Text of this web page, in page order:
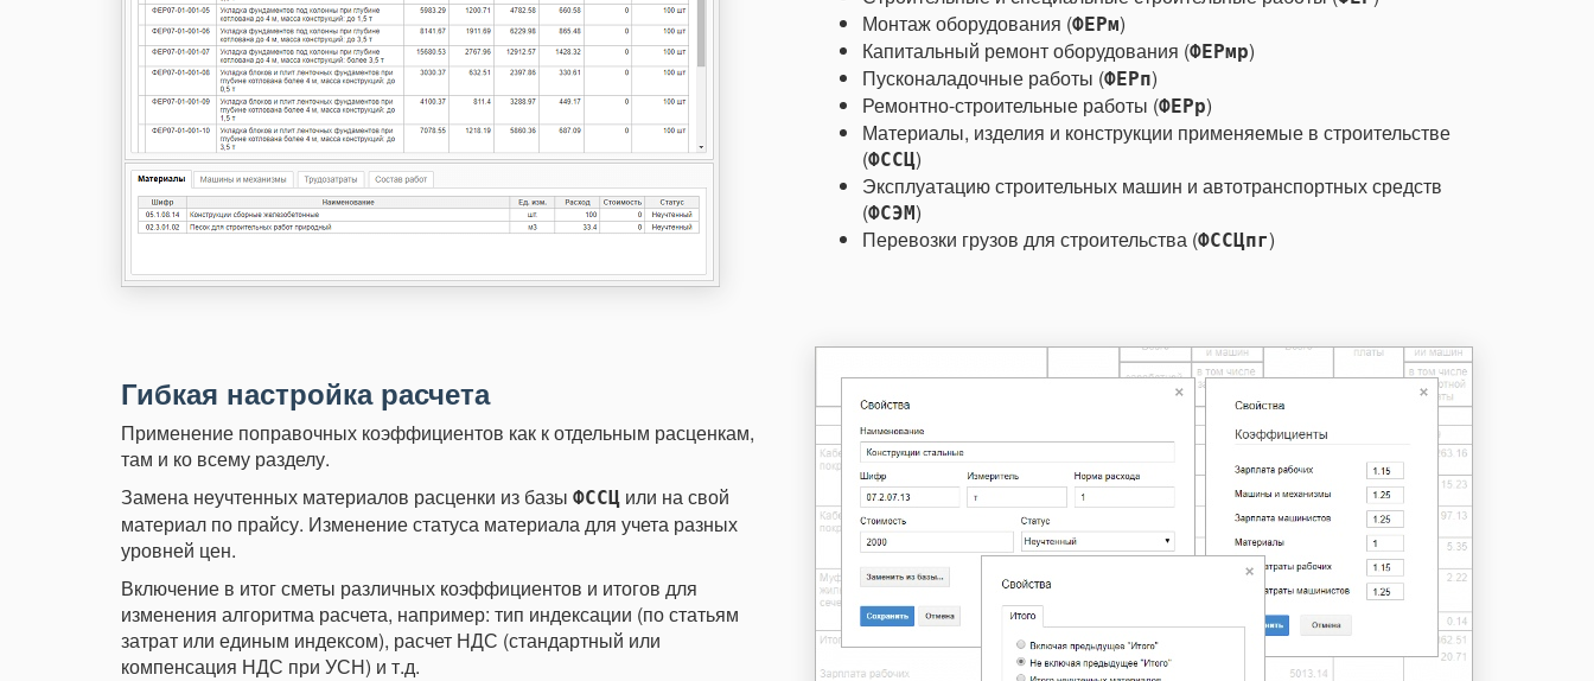
Монтаж оборудования (ФЕРм)
Капитальный ремонт оборудования (ФЕРмр)
Пусконаладочные работы (ФЕРп)
Ремонтно-строительные работы (ФЕРр)
Материалы, изделия и конструкции применяемые в строительстве
(ФССЦ)
Эксплуатацию строительных машин и автотранспортных средств
(ФСЭМ)
Перевозки грузов для строительства (ФССЦпг)
Гибкая настройка расчета
Применение поправочных коэффициентов как к отдельным расценкам,
там и ко всему разделу.
Замена неучтенных материалов расценки из базы ФССЦ или на свой
материал по прайсу. Изменение статуса материала для учета разных
уровней цен.
Включение в итог сметы различных коэффициентов и итогов для
изменения алгоритма расчета, например: тип индексации (по статьям
затрат или единым индексом), расчет НДС (стандартный или
компенсация НДС при УСН) и т.д.